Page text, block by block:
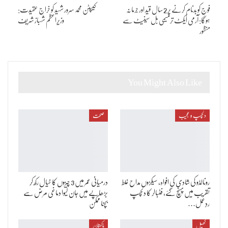
فوج کو بدنام کرنے پر 2 سال قید اور جرمانہ
ہوگا: آرمی ایکٹ ترمیمی بل سینیٹ سے
منظور
کیپٹن محمد سرور شہید کو خراج عقیدت:
وزیراعظم شہباز شریف
دلچسپ و عجیب
رونالڈو کی شادی کی افواہ، سیکڑوں مداح غلط
تقریب میں پہنچ گئے، فٹبالر کا دلچسپ
ردِعمل…
صحت
درمیانی عمر میں 3 چیزوں کا خیال رکھ کر
بڑھاپے میں جان لیوا دماغی مرض سے
بچنا ممکن
کھیل پاکستان